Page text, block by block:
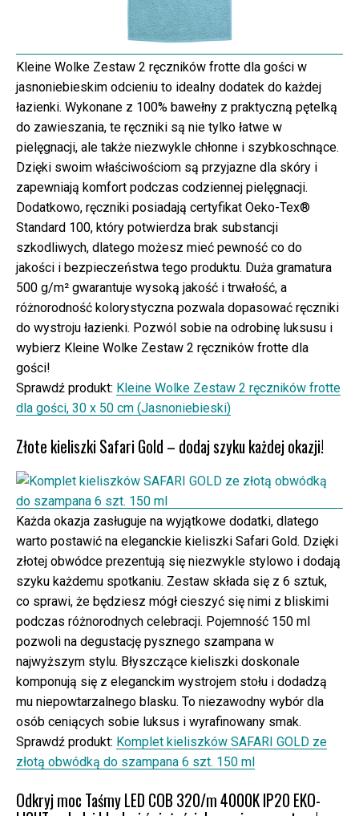
Kleine Wolke Zestaw 2 ręczników frotte dla gości w
jasnoniebieskim odcieniu to idealny dodatek do każdej
łazienki. Wykonane z 100% bawełny z praktyczną pętelką
do zawieszania, te ręczniki są nie tylko łatwe w
pielęgnacji, ale także niezwykle chłonne i szybkoschnące.
Dzięki swoim właściwościom są przyjazne dla skóry i
zapewniają komfort podczas codziennej pielęgnacji.
Dodatkowo, ręczniki posiadają certyfikat Oeko-Tex®
Standard 100, który potwierdza brak substancji
szkodliwych, dlatego możesz mieć pewność co do
jakości i bezpieczeństwa tego produktu. Duża gramatura
500 g/m² gwarantuje wysoką jakość i trwałość, a
różnorodność kolorystyczna pozwala dopasować ręczniki
do wystroju łazienki. Pozwól sobie na odrobinę luksusu i
wybierz Kleine Wolke Zestaw 2 ręczników frotte dla
gości!
Sprawdź produkt: Kleine Wolke Zestaw 2 ręczników frotte
dla gości, 30 x 50 cm (Jasnoniebieski)
Złote kieliszki Safari Gold – dodaj szyku każdej okazji!
Każda okazja zasługuje na wyjątkowe dodatki, dlatego
warto postawić na eleganckie kieliszki Safari Gold. Dzięki
złotej obwódce prezentują się niezwykle stylowo i dodają
szyku każdemu spotkaniu. Zestaw składa się z 6 sztuk,
co sprawi, że będziesz mógł cieszyć się nimi z bliskimi
podczas różnorodnych celebracji. Pojemność 150 ml
pozwoli na degustację pysznego szampana w
najwyższym stylu. Błyszczące kieliszki doskonale
komponują się z eleganckim wystrojem stołu i dodadzą
mu niepowtarzalnego blasku. To niezawodny wybór dla
osób ceniących sobie luksus i wyrafinowany smak.
Sprawdź produkt: Komplet kieliszków SAFARI GOLD ze
złotą obwódką do szampana 6 szt. 150 ml
Odkryj moc Taśmy LED COB 320/m 4000K IP20 EKO-